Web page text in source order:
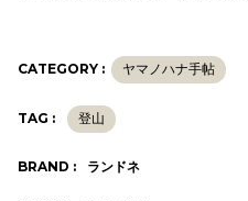
CATEGORY : ヤマノハナ手帖
TAG : 登山
BRAND : ランドネ